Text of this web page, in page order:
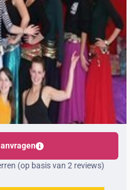
(op basis van 2 reviews)